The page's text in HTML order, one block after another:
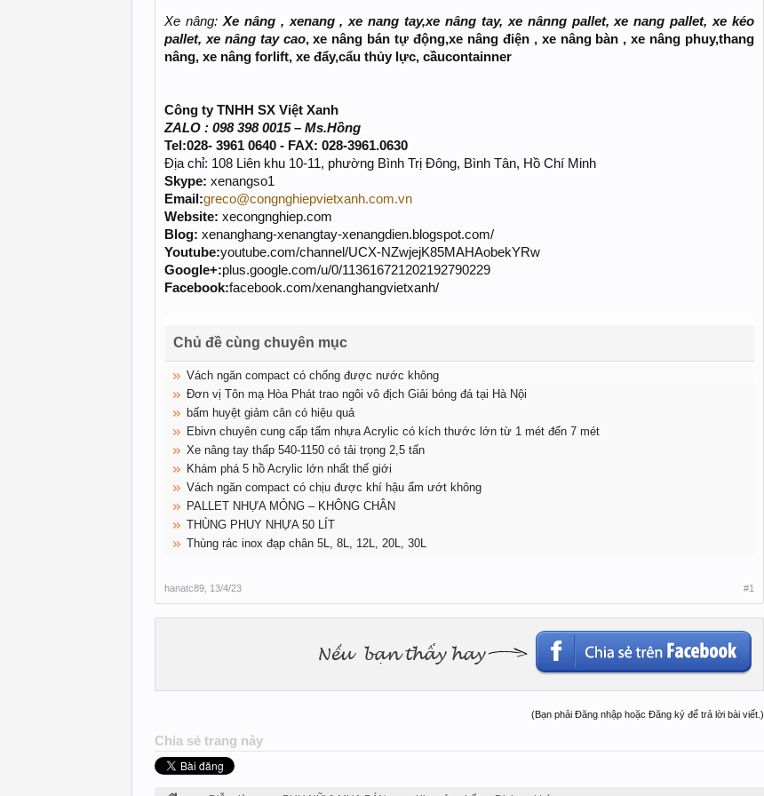
Xe nâng:Xe nâng ,xenang , xe nang tay,xe nâng tay, xe nânng pallet, xe nang pallet, xe kéo
pallet, xe nâng tay cao, xe nâng bán tự động,xe nâng điện , xe nâng bàn , xe nâng phuy,thang
nâng, xe nâng forlift, xe đẩy,cẩu thủy lực, cầucontainner
Công ty TNHH SX Việt Xanh
ZALO : 098 398 0015 – Ms.Hồng
Tel:028- 3961 0640 - FAX: 028-3961.0630
Địa chỉ: 108 Liên khu 10-11, phường Bình Trị Đông, Bình Tân, Hồ Chí Minh
Skype: xenangso1
Email:greco@congnghiepvietxanh.com.vn
Website: xecongnghiep.com
Blog: xenanghang-xenangtay-xenangdien.blogspot.com/
Youtube:youtube.com/channel/UCX-NZwjejK85MAHAobekYRw
Google+:plus.google.com/u/0/113616721202192790229
Facebook:facebook.com/xenanghangvietxanh/
Chủ đề cùng chuyên mục
Vách ngăn compact có chống được nước không
Đơn vị Tôn mạ Hòa Phát trao ngôi vô địch Giải bóng đá tại Hà Nội
bấm huyệt giảm cân có hiệu quả
Ebivn chuyên cung cấp tấm nhựa Acrylic có kích thước lớn từ 1 mét đến 7 mét
Xe nâng tay thấp 540-1150 có tải trọng 2,5 tấn
Khám phá 5 hồ Acrylic lớn nhất thế giới
Vách ngăn compact có chịu được khí hậu ẩm ướt không
PALLET NHỰA MỎNG – KHÔNG CHÂN
THÙNG PHUY NHỰA 50 LÍT
Thùng rác inox đạp chân 5L, 8L, 12L, 20L, 30L
hanatc89 13/4/23 #1
(Bạn phải Đăng nhập hoặc Đăng ký để trả lời bài viết.)
Chia sẻ trang này